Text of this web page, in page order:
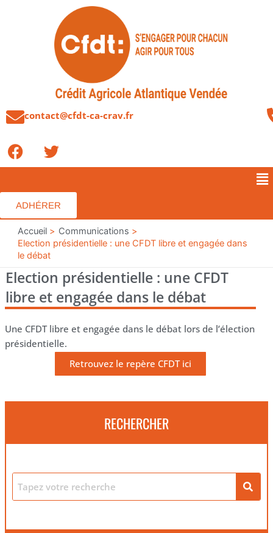
contact@cfdt-ca-crav.fr
F
a
e
b
o
o
k
T
w
t
t
e
r
ADHÉRER
Accueil
Communications
Election présidentielle : une CFDT libre et engagée dans
le débat
Election présidentielle : une CFDT
libre et engagée dans le débat
Une CFDT libre et engagée dans le débat lors de l’élection
présidentielle.
Retrouvez le repère CFDT ici
RECHERCHER